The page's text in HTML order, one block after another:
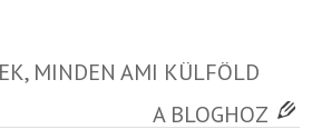
, MINDEN AMI KÜLFÖLD
A BLOGHOZ